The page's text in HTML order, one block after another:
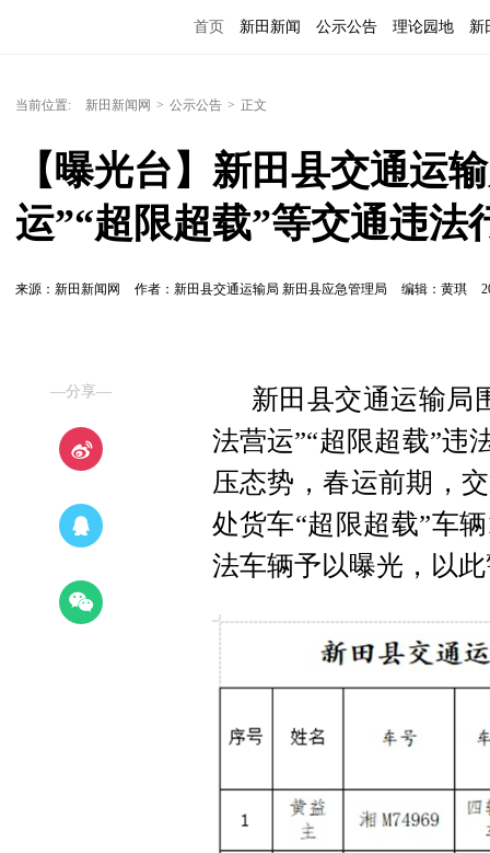
首页 新田新闻 公示公告 理论园地 新
当前位置: 新田新闻网 > 公示公告 > 正文
【曝光台】新田县交通运
运”“超限超载”等交通违法
来源：新田新闻网 作者：新田县交通运输局 新田县应急管理局 编辑：黄琪
—分享—
新田县交通运输局
法营运”“超限超载”违
压态势，春运前期，
处货车“超限超载”车
法车辆予以曝光，以